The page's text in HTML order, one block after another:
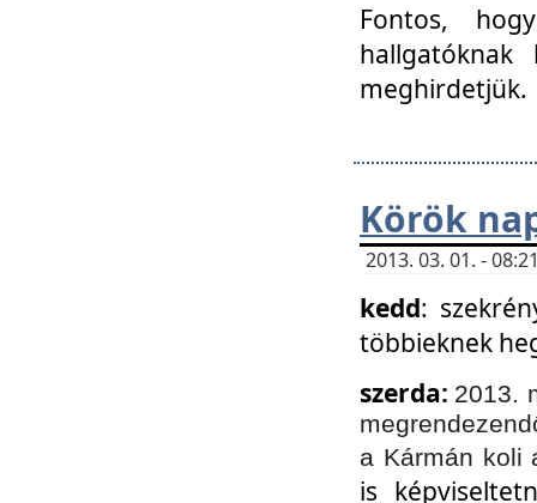
Fontos,
meghirdetjük.
Körök
2013. 03. 01. -
kedd:
többieknek
szerda: 2013.
a Kármán koli
is